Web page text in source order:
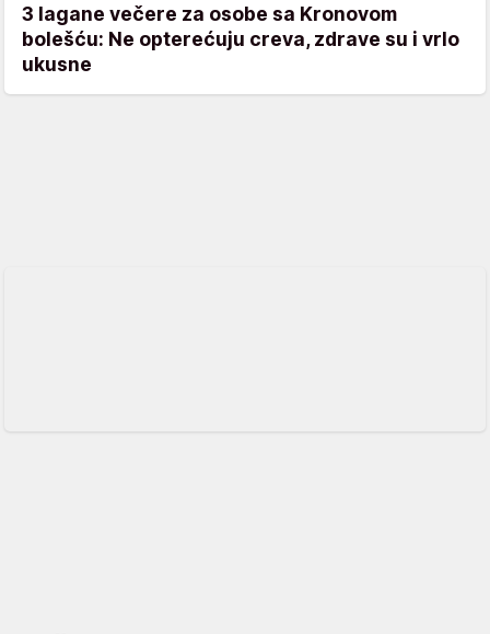
3 lagane večere za osobe sa Kronovom
bolešću: Ne opterećuju creva, zdrave su i vrlo
ukusne